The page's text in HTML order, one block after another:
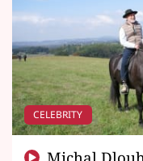
CELEBRITY